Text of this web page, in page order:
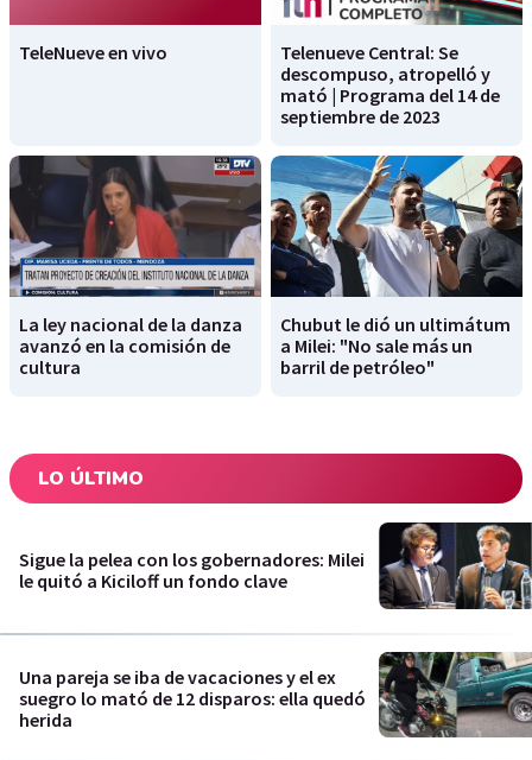
TeleNueve en vivo
Telenueve Central: Se
descompuso, atropelló y
mató | Programa del 14 de
septiembre de 2023
La ley nacional de la danza
avanzó en la comisión de
cultura
Chubut le dió un ultimátum
a Milei: "No sale más un
barril de petróleo"
LO ÚLTIMO
Sigue la pelea con los gobernadores: Milei
le quitó a Kiciloff un fondo clave
Una pareja se iba de vacaciones y el ex
suegro lo mató de 12 disparos: ella quedó
herida